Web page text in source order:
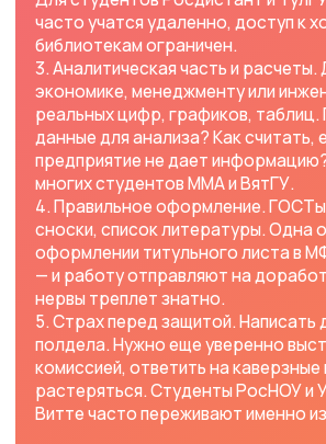
Вот как выглядит наша поддержка:
Помощь в написании диплома под ключ. Это
комплексный формат, при котором мы
проходим с вами все этапы: от утверждения
плана до подготовки речи для защиты. Вы не
просто получаете готовую работу — вы
получаете уверенность в каждом ее разделе.
Работа с уникальностью и содержанием. Мы
знаем, как провести анализ, даже если нет
доступа к закрытым данным. Используем
открытые источники, научные базы,
актуальную статистику. Ваш диплом для ММУ
или Синергии будет свежим и уникальным.
Учет специфики вашего вуза. Для нас не
проблема, если в ТулГУ одни требования к
оформлению, а в ОмГА — другие. Мы работаем
с десятками вузов и учитываем нюансы
каждого: ММУ, ММА, Синергия, Росдистант,
РосНОУ, Витте, ОмГА, ВятГУ, ТулГУ, МФЮА,
МОСАП.
Подготовка к защите. Мы поможем написать
речь, сделать презентацию, подготовить
раздаточный материал. Вы выйдете к комиссии
во всеоружии.
Круглосуточная поддержка 24/7. Дипломная
паника не знает выходных и времени суток. Мы